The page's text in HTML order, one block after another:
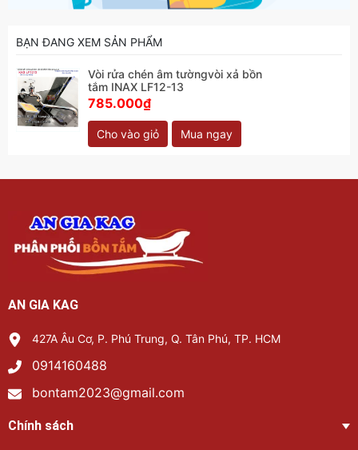
BẠN ĐANG XEM SẢN PHẨM
Vòi rửa chén âm tườngvòi xả bồn
tắm INAX LF12-13
785.000₫
Cho vào giỏ Mua ngay
AN GIA KAG
427A Âu Cơ, P. Phú Trung, Q. Tân Phú, TP. HCM
0914160488
bontam2023@gmail.com
Chính sách